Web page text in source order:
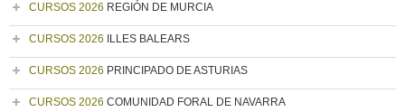
CURSOS 2026 REGIÓN DE MURCIA
CURSOS 2026 ILLES BALEARS
CURSOS 2026 PRINCIPADO DE ASTURIAS
CURSOS 2026 COMUNIDAD FORAL DE NAVARRA